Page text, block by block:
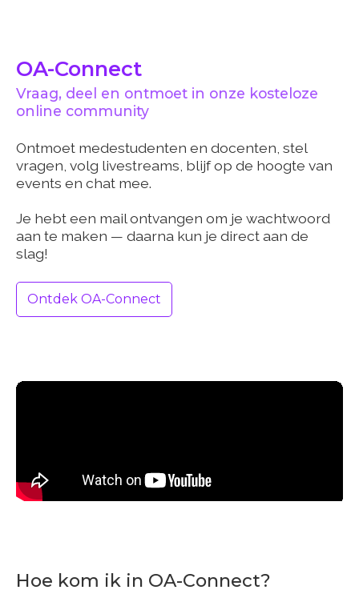
OA-Connect
Vraag, deel en ontmoet in onze kosteloze
online community
Ontmoet medestudenten en docenten, stel
vragen, volg livestreams, blijf op de hoogte van
events en chat mee.
Je hebt een mail ontvangen om je wachtwoord
aan te maken — daarna kun je direct aan de
slag!
Ontdek OA-Connect
Hoe kom ik in OA-Connect?